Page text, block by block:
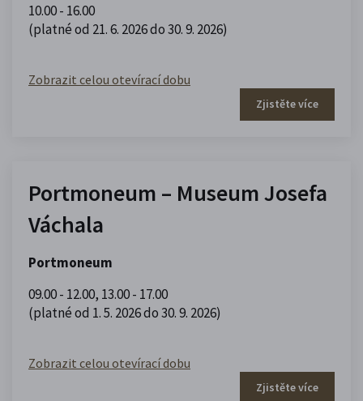
10.00 - 16.00
(platné od 21. 6. 2026 do 30. 9. 2026)
Zobrazit celou otevírací dobu
Zjistěte více
Portmoneum – Museum Josefa
Váchala
Portmoneum
09.00 - 12.00, 13.00 - 17.00
(platné od 1. 5. 2026 do 30. 9. 2026)
Zobrazit celou otevírací dobu
Zjistěte více